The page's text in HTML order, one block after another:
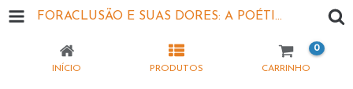
FORACLUSÃO E SUAS DORES: A POÉTICA DE UMA CLÍNICA
INÍCIO PRODUTOS CARRINHO
0